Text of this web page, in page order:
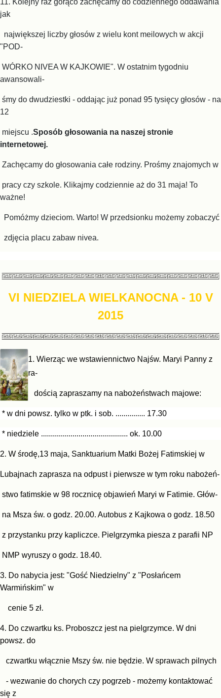
jak
największej liczby głosów z wielu kont meilowych w akcji
"POD-
WÓRKO NIVEA W KAJKOWIE". W ostatnim tygodniu
awansowali-
śmy do dwudziestki - oddając już ponad 95 tysięcy głosów - na
12
miejscu .Sposób głosowania na naszej stronie
internetowej.
Zachęcamy do głosowania całe rodziny. Prośmy znajomych w
pracy czy szkole. Klikajmy codziennie aż do 31 maja! To
ważne!
Pomóżmy dzieciom. Warto! W przedsionku możemy zobaczyć
zdjęcia placu zabaw nivea.
VI NIEDZIELA WIELKANOCNA - 10 V
2015
1. Wierząc we wstawiennictwo Najśw. Maryi Panny z
ra-
dością zapraszamy na nabożeństwach majowe:
* w dni powsz. tylko w ptk. i sob. ............... 17.30
* niedziele ............................................ ok. 10.00
2. W środę,13 maja, Sanktuarium Matki Bożej Fatimskiej w
Lubajnach zaprasza na odpust i pierwsze w tym roku nabożeń-
stwo fatimskie w 98 rocznicę objawień Maryi w Fatimie. Głów-
na Msza św. o godz. 20.00. Autobus z Kajkowa o godz. 18.50
z przystanku przy kapliczce. Pielgrzymka piesza z parafii NP
NMP wyruszy o godz. 18.40.
3. Do nabycia jest: "Gość Niedzielny" z "Posłańcem
Warmińskim" w
cenie 5 zł.
4. Do czwartku ks. Proboszcz jest na pielgrzymce. W dni
powsz. do
czwartku włącznie Mszy św. nie będzie. W sprawach pilnych
- wezwanie do chorych czy pogrzeb - możemy kontaktować
się z